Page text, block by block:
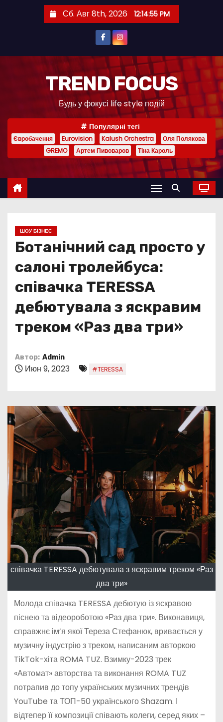
и
Сб. Авг 8th, 2026 12:14:56 PM
TREND FOCUS
Будь у фокусі life style подій
Популярні тегі
Євробачення Eurovision Kalush Orchestra
Оля Полякова
GREMO
Артем Пивоваров Тіна Кароль
ШОУ БІЗНЕС
Ботанічний сад просто у
салоні тролейбуса:
співачка TERESSA
дебютувала з яскравим
треком «Раз два три»
Автор: Admin
Июн 9, 2023 #TERESSA
співачка TERESSA дебютувала з яскравим треком «Раз
два три»
Молода співачка TERESSA дебютую із яскравою
піснею та відеороботою «Раз два три». Виконавиця,
справжнє ім’я якої Тереза Стефанюк, вривається у
музичну індустрію з треком, написаним авторкою
TikTok-хіта ROMA TUZ. Взимку-2023 трек
«Автомат» авторства та виконання ROMA TUZ
потрапив до топу українських музичних трендів
YouTube та ТОП-50 українського Shazam. І
відтепер її композиції співають колеги, серед яких –